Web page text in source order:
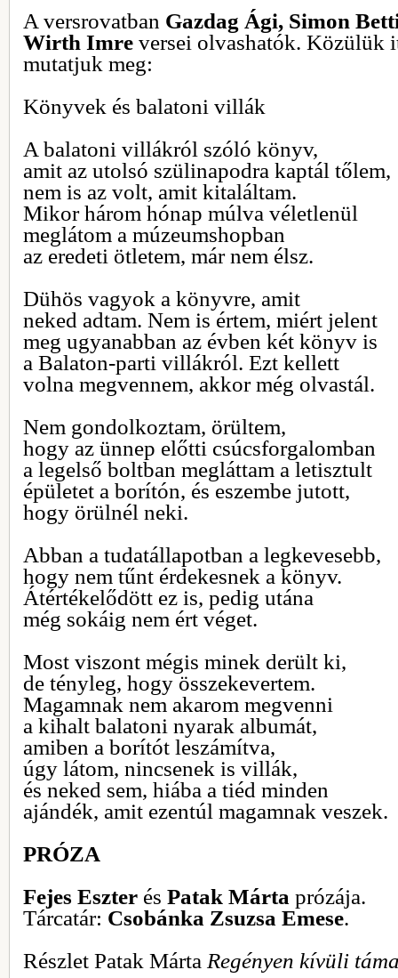
A versrovatban Gazdag Ági, Simon
Wirth Imre versei olvashatók. Közülük
mutatjuk meg:
Könyvek és balatoni villák
A balatoni villákról szóló könyv,
amit az utolsó szülinapodra kaptál tőlem,
nem is az volt, amit kitaláltam.
Mikor három hónap múlva véletlenül
meglátom a múzeumshopban
az eredeti ötletem, már nem élsz.
Dühös vagyok a könyvre, amit
neked adtam. Nem is értem, miért jelent
meg ugyanabban az évben két könyv is
a Balaton-parti villákról. Ezt kellett
volna megvennem, akkor még olvastál.
Nem gondolkoztam, örültem,
hogy az ünnep előtti csúcsforgalomban
a legelső boltban megláttam a letisztult
épületet a borítón, és eszembe jutott,
hogy örülnél neki.
Abban a tudatállapotban a legkevesebb,
hogy nem tűnt érdekesnek a könyv.
Átértékelődött ez is, pedig utána
még sokáig nem ért véget.
Most viszont mégis minek derült ki,
de tényleg, hogy összekevertem.
Magamnak nem akarom megvenni
a kihalt balatoni nyarak albumát,
amiben a borítót leszámítva,
úgy látom, nincsenek is villák,
és neked sem, hiába a tiéd minden
ajándék, amit ezentúl magamnak veszek.
PRÓZA
Fejes Eszter és Patak Márta prózája.
Tárcatár: Csobánka Zsuzsa Emese.
Részlet Patak Márta Regényen kívüli